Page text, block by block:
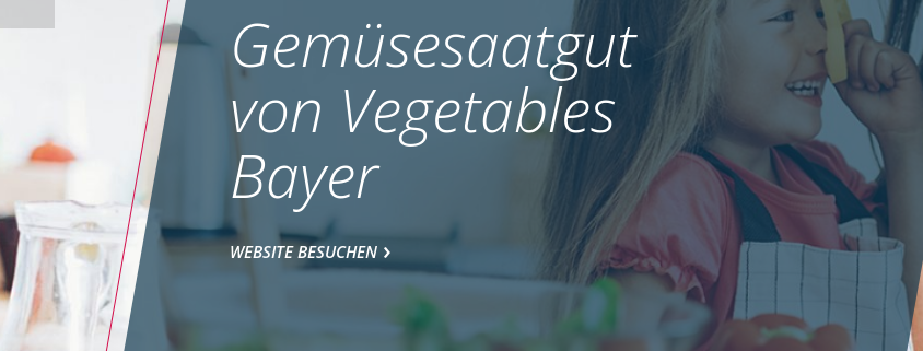
Gemüsesaatgut
von Vegetables
Bayer
WEBSITE BESUCHEN